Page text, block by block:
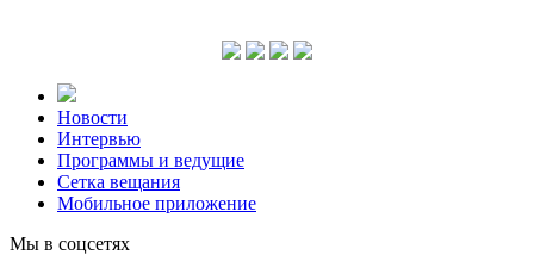
Новости
Интервью
Программы и ведущие
Сетка вещания
Мобильное приложение
Мы в соцсетях